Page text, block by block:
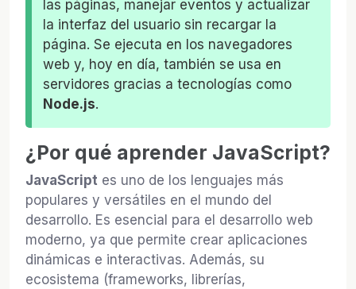
las páginas, manejar eventos y actualizar
la interfaz del usuario sin recargar la
página. Se ejecuta en los navegadores
web y, hoy en día, también se usa en
servidores gracias a tecnologías como
Node.js.
¿Por qué aprender JavaScript?
JavaScript es uno de los lenguajes más
populares y versátiles en el mundo del
desarrollo. Es esencial para el desarrollo web
moderno, ya que permite crear aplicaciones
dinámicas e interactivas. Además, su
ecosistema (frameworks, librerías,